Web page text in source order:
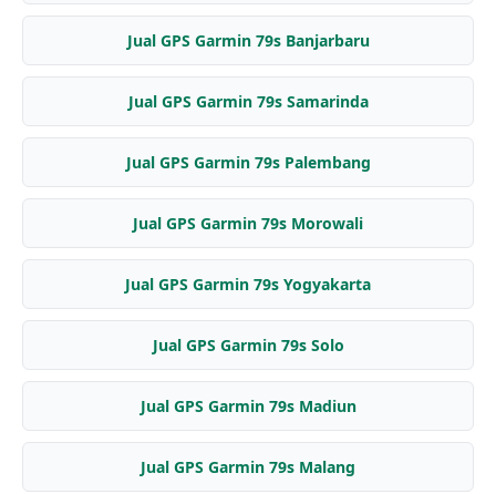
Jual GPS Garmin 79s Banjarbaru
Jual GPS Garmin 79s Samarinda
Jual GPS Garmin 79s Palembang
Jual GPS Garmin 79s Morowali
Jual GPS Garmin 79s Yogyakarta
Jual GPS Garmin 79s Solo
Jual GPS Garmin 79s Madiun
Jual GPS Garmin 79s Malang